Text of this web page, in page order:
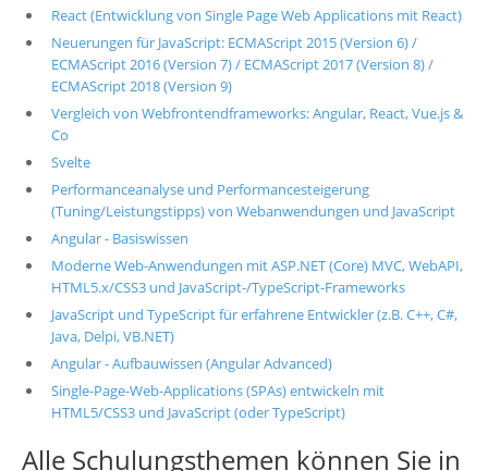
React (Entwicklung von Single Page Web Applications mit React)
Neuerungen für JavaScript: ECMAScript 2015 (Version 6) /
ECMAScript 2016 (Version 7) / ECMAScript 2017 (Version 8) /
ECMAScript 2018 (Version 9)
Vergleich von Webfrontendframeworks: Angular, React, Vue.js &
Co
Svelte
Performanceanalyse und Performancesteigerung
(Tuning/Leistungstipps) von Webanwendungen und JavaScript
Angular - Basiswissen
Moderne Web-Anwendungen mit ASP.NET (Core) MVC, WebAPI,
HTML5.x/CSS3 und JavaScript-/TypeScript-Frameworks
JavaScript und TypeScript für erfahrene Entwickler (z.B. C++, C#,
Java, Delpi, VB.NET)
Angular - Aufbauwissen (Angular Advanced)
Single-Page-Web-Applications (SPAs) entwickeln mit
HTML5/CSS3 und JavaScript (oder TypeScript)
Alle Schulungsthemen können Sie in